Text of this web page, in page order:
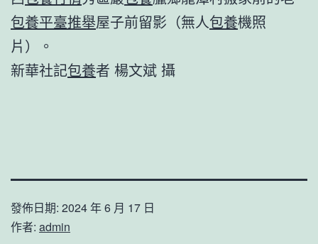
包養平臺推舉屋子前留影（無人包養機照
片）。
新華社記包養者 楊文斌 攝
發佈日期: 2024 年 6 月 17 日
作者: admin